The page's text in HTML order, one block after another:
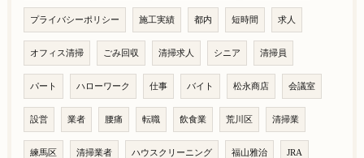
プライバシーポリシー 施工実績 都内 短時間 求人
オフィス清掃 ごみ回収 清掃求人 シニア 清掃員
パート ハローワーク 仕事 バイト 松永商店 会議室
設営 業者 腰痛 転職 飲食業 荒川区 清掃業
練馬区 清掃業者 ハウスクリーニング 福山雅治 JRA